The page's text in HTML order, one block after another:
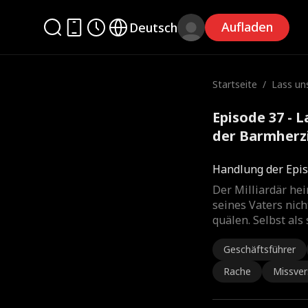
Deutsch Aufladen
Startseite / Lass
Episode 37 -
der
Handlung der
Der Milliardär
seines Vaters
quälen. Selbst
Geschäftsführer
Rache